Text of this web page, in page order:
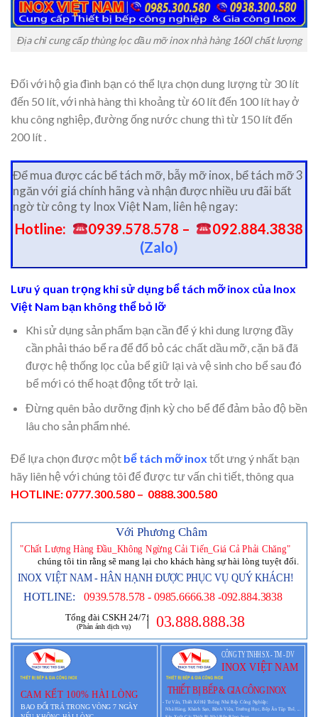
Địa chỉ cung cấp thùng lọc dầu mỡ inox nhà hàng 160l chất lượng
Đối với hộ gia đình bạn có thể lựa chọn dung lượng từ 30 lít
đến 50 lít, với nhà hàng thì khoảng từ 60 lít đến 100 lít hay ở
khu công nghiệp, đường ống nước chung thì từ 150 lít đến
200 lít .
Để mua được các bể tách mỡ, bẫy mỡ inox, bể tách mỡ 3
ngăn với giá chính hãng và nhận được nhiều ưu đãi bất
ngờ từ công ty Inox Việt Nam, liên hệ ngay:
Hotline: 0939.578.578 –
092.884.3838
(Zalo)
Lưu ý quan trọng khi sử dụng bể tách mỡ inox của Inox
Việt Nam bạn không thể bỏ lỡ
Khi sử dụng sản phẩm bạn cần để ý khi dung lượng đầy
cần phải tháo bể ra để đổ bỏ các chất dầu mỡ, cặn bã đã
được hệ thống lọc của bể giữ lại và vệ sinh cho bể sau đó
bể mới có thể hoạt động tốt trở lại.
Đừng quên bảo dưỡng định kỳ cho bể để đảm bảo độ bền
lâu cho sản phẩm nhé.
Để lựa chọn được một bể tách mỡ inox tốt ưng ý nhất bạn
hãy liên hệ với chúng tôi để được tư vấn chi tiết, thông qua
HOTLINE: 0777.300.580 – 0888.300.580